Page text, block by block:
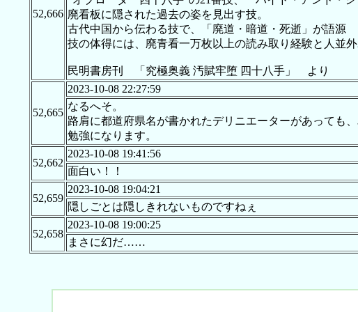
52,666 廃看板に隠された過去の姿を見出す技。
古代中国から伝わる技で、「廃道・暗道・死逝」が語源
技の体得には、廃青看一万枚以上の読み取り経験と人並
民明書房刊 「究極奥義 汚賦牢堕 四十八手」 より
52,665
2023-10-08 22:27:59
なるへそ。
路肩に都道府県名が書かれたデリニエーターがあっても
勉強になります。
52,662
2023-10-08 19:41:56
面白い！！
52,659
2023-10-08 19:04:21
隠しごとは隠しきれないものですねぇ
52,658
2023-10-08 19:00:25
まさに幻だ……